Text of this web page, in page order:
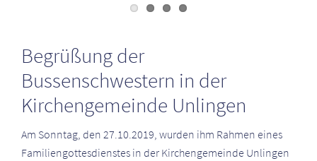
grösseres
Begrüßung der
Bussenschwestern in der
Kirchengemeinde Unlingen
Am Sonntag, den 27.10.2019, wurden ihm Rahmen eines
Familiengottesdienstes in der Kirchengemeinde Unlingen